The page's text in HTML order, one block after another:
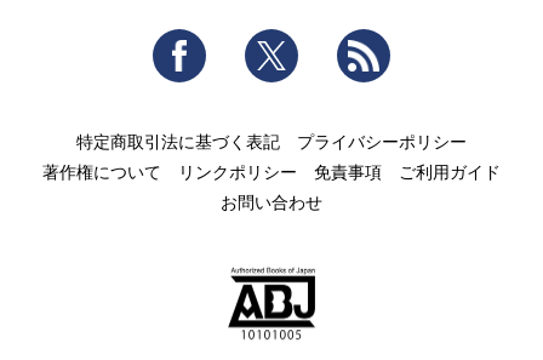
Facebook Twitter
特定商取引法に基づく表記
プライバシーポリシー
著作権について
リンクポリシー 免責事項
ご利用ガイド
お問い合わせ